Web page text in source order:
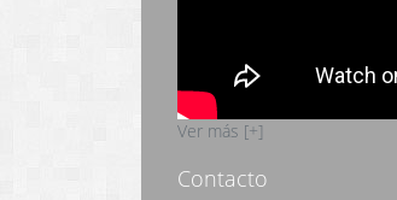
Ver más [+]
Contacto